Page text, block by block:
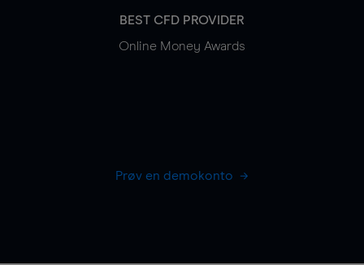
BEST CFD PROVIDER
Online Money Awards
Prøv en demokonto